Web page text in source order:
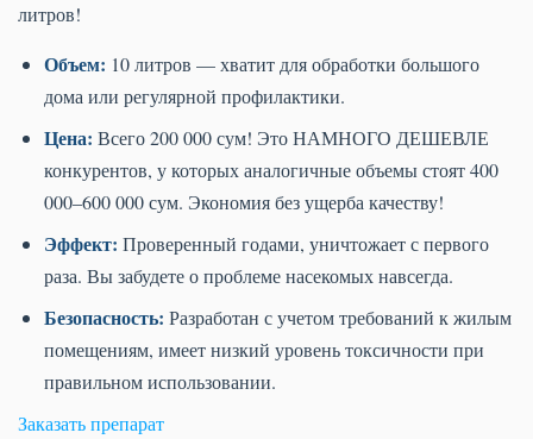
литров!
Объем: 10 литров — хватит для обработки большого
дома или регулярной профилактики.
Цена: Всего 200 000 сум! Это НАМНОГО ДЕШЕВЛЕ
конкурентов, у которых аналогичные объемы стоят 400
000–600 000 сум. Экономия без ущерба качеству!
Эффект: Проверенный годами, уничтожает с первого
раза. Вы забудете о проблеме насекомых навсегда.
Безопасность: Разработан с учетом требований к жилым
помещениям, имеет низкий уровень токсичности при
правильном использовании.
Заказать препарат